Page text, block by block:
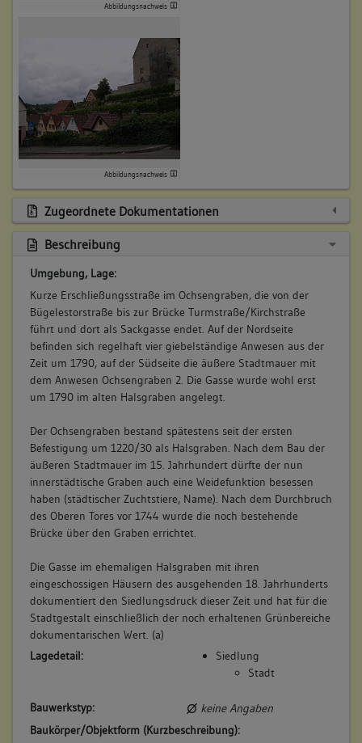
Abbildungsnachweis
Abbildungsnachweis
Zugeordnete Dokumentationen
Beschreibung
Umgebung, Lage:
Kurze Erschließungsstraße im Ochsengraben, die von der
Bügelestorstraße bis zur Brücke Turmstraße/Kirchstraße
führt und dort als Sackgasse endet. Auf der Nordseite
befinden sich regelhaft vier giebelständige Anwesen aus der
Zeit um 1790, auf der Südseite die äußere Stadtmauer mit
dem Anwesen Ochsengraben 2. Die Gasse wurde wohl erst
um 1790 im alten Halsgraben angelegt.
Der Ochsengraben bestand spätestens seit der ersten
Befestigung um 1220/30 als Halsgraben. Nach dem Bau der
äußeren Stadtmauer im 15. Jahrhundert dürfte der nun
innerstädtische Graben auch eine Weidefunktion besessen
haben (städtischer Zuchtstiere, Name). Nach dem Durchbruch
des Oberen Tores vor 1744 wurde die noch bestehende
Brücke über den Graben errichtet.
Die Gasse im ehemaligen Halsgraben mit ihren
eingeschossigen Häusern des ausgehenden 18. Jahrhunderts
dokumentiert den Siedlungsdruck dieser Zeit und hat für die
Stadtgestalt einschließlich der noch erhaltenen Grünbereiche
dokumentarischen Wert. (a)
Lagedetail:
Siedlung
Stadt
Bauwerkstyp:
keine Angaben
Baukörper/Objektform (Kurzbeschreibung):